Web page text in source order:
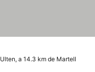
Ulten, a 14.3 km de Martell